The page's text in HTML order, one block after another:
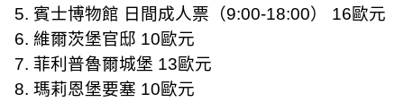
5. 賓士博物館 日間成人票（9:00-18:00） 16歐元
6. 維爾茨堡官邸 10歐元
7. 菲利普魯爾城堡 13歐元
8. 瑪莉恩堡要塞 10歐元